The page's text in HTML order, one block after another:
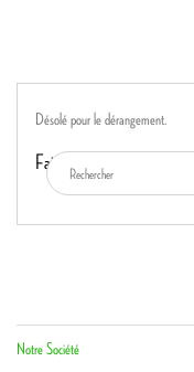
Désolé pour le dérangement.
Faites une nouvelle recherche.
Notre Société